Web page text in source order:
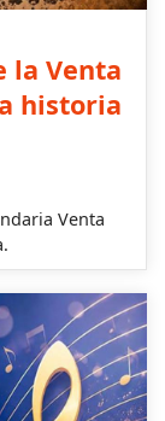
la Venta
historia
Venta